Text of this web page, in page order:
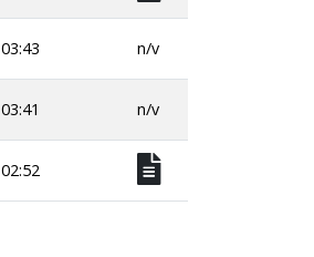
03:43 n/v
03:41 n/v
02:52